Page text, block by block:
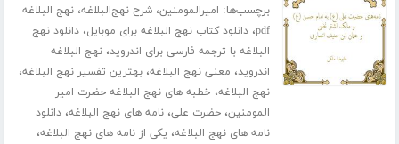
برچسب‌ها: امیرالمومنین،شرح نهج‌البلاغه،نهج البلاغه
pdf،دانلود کتاب نهج البلاغه برای موبایل،دانلود نهج
البلاغه با ترجمه فارسی برای اندروید،نهج البلاغه
اندروید، معنی نهج البلاغه،بهترین تفسیر نهج البلاغه،
نهج البلاغه، خطبه های نهج البلاغه حضرت امیر
المومنین،حضرت علی،نامه های نهج البلاغه،دانلود
نامه های نهج البلاغه، یکی از نامه های نهج البلاغه،